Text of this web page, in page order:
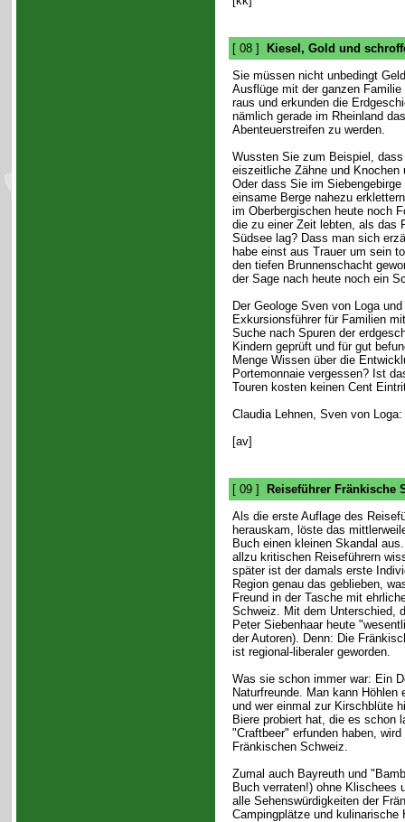
[ 08 ]
Kiesel, Gold und
Sie müssen nicht unbedingt
Ausflüge mit der ganzen
raus und erkunden die
nämlich gerade im Rheinland
Abenteuerstreifen zu werden.
Wussten Sie zum Beispiel,
eiszeitliche Zähne und Knochen
Oder dass Sie im
einsame Berge nahezu
im Oberbergischen heute noch
die zu einer Zeit lebten, als das
Südsee lag? Dass man sich
habe einst aus Trauer um sein
den tiefen Brunnenschacht
der Sage nach heute noch ein
Der Geologe Sven von Loga
Exkursionsführer für Familien
Suche nach Spuren der
Kindern geprüft und für gut
Menge Wissen über die
Portemonnaie vergessen? Ist
Touren kosten keinen Cent
Claudia Lehnen, Sven von Loga:
[av]
[ 09 ]
Reiseführer Fränkische
Als die erste Auflage des
herauskam, löste das
Buch einen kleinen Skandal
allzu kritischen Reiseführern
später ist der damals erste
Region genau das geblieben,
Freund in der Tasche mit
Schweiz. Mit dem Unterschied,
Peter Siebenhaar heute
der Autoren). Denn: Die
ist regional-liberaler geworden.
Was sie schon immer war: Ein
Naturfreunde. Man kann Höhlen
und wer einmal zur Kirschblüte
Biere probiert hat, die es schon
"Craftbeer" erfunden haben,
Fränkischen Schweiz.
Zumal auch Bayreuth und
Buch verraten!) ohne Klischees
alle Sehenswürdigkeiten der
Campingplätze und kulinarische